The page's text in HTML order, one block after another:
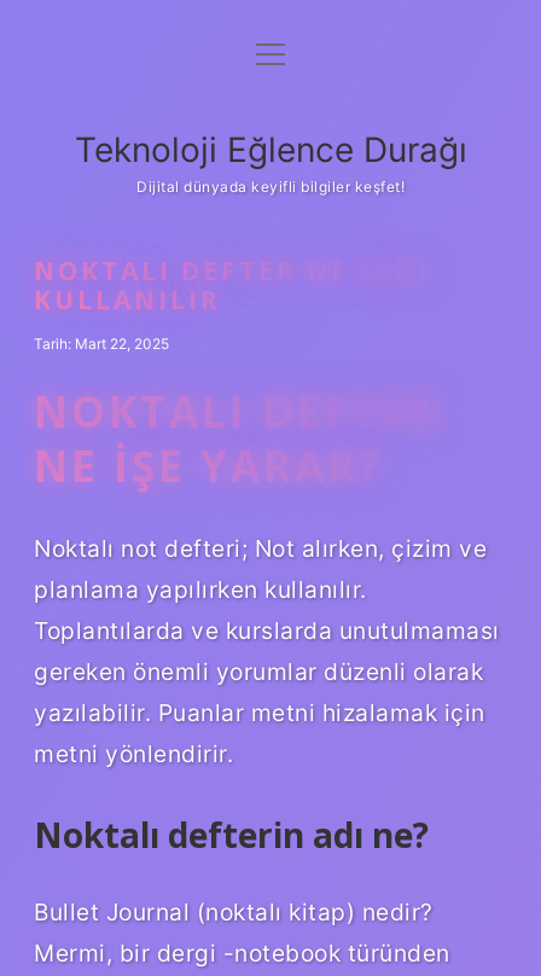
Anasayfa
Yasal Uyarı
menüyü
Teknoloji Eğlence Durağı
Dijital dünyada keyifli bilgiler keşfet!
NOKTALI DEFTER NE IÇIN
KULLANILIR
Tarih: Mart 22, 2025
NOKTALI DEFTER
NE IŞE YARAR?
Noktalı not defteri; Not alırken, çizim ve
planlama yapılırken kullanılır.
Toplantılarda ve kurslarda unutulmaması
gereken önemli yorumlar düzenli olarak
yazılabilir. Puanlar metni hizalamak için
metni yönlendirir.
Noktalı defterin adı ne?
Bullet Journal (noktalı kitap) nedir?
Mermi, bir dergi -notebook türünden